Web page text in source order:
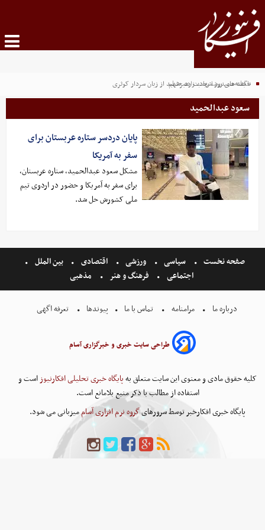
حجله حمیدرضا رجب زاده +فیلم
ناگفته‌های روز شهادت رهبرشهید از زبان سردار کوثری
سعود عبدالحمید
پایان دردسر ستاره عربستان برای
سفر به آمریکا
مشکل سعود عبدالحمید، ستاره عربستان،
برای سفر به آمریکا و حضور در اردوی تیم
ملی کشورش حل شد.
صفحه نخست سیاسی ورزشی اقتصادی
بین الملل
اجتماعی
فرهنگ و هنر مذهبی
درباره ما مرامنامه تماس با ما پیوندها تعرفه اگهی
طراحی سایت خبری و خبرگزاری آسام
کلیه حقوق مادی و معنوی این سایت متعلق بهپایگاه خبری تحلیلی افکارنیوزاست و
استفاده از مطالب با ذکر منبع بلامانع است.
پایگاه خبری افکارخبر توسط سرورهایگروه نرم افزاری آساممیزبانی می شود.